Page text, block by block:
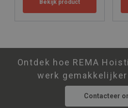
Bekijk product
Ontdek hoe REMA
werk gemakkelijker
Contacteer